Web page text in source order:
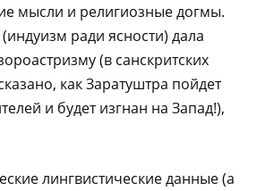
мысли и религиозные догмы.
ради ясности) дала
(в санскритских
как Заратуштра пойдет
и будет изгнан на Запад!),
лингвистические данные (а